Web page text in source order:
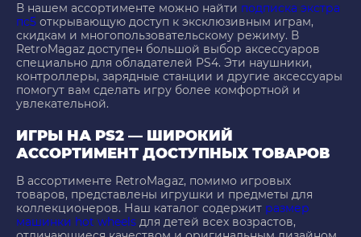
В нашем ассортименте можно найти подписка экстра
пс5 открывающую доступ к эксклюзивным играм,
скидкам и многопользовательскому режиму. В
RetroMagaz доступен большой выбор аксессуаров
специально для обладателей PS4. Эти наушники,
контроллеры, зарядные станции и другие аксессуары
помогут вам сделать игру более комфортной и
увлекательной.
ИГРЫ НА PS2 — ШИРОКИЙ
АССОРТИМЕНТ ДОСТУПНЫХ ТОВАРОВ
В ассортименте RetroMagaz, помимо игровых
товаров, представлены игрушки и предметы для
коллекционеров. Наш каталог содержит размер
машинки hot wheels для детей всех возрастов,